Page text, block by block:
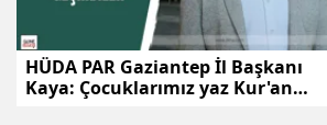
HÜDA PAR Gaziantep İl Başkanı
Kaya: Çocuklarımız yaz Kur'an